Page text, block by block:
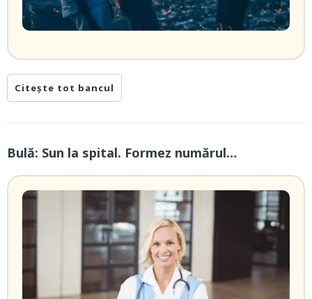
Citește tot bancul
Bulă: Sun la spital. Formez numărul…